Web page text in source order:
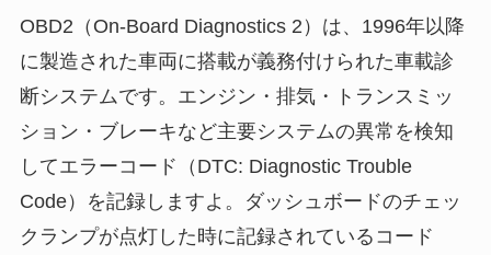
OBD2（On-Board Diagnostics 2）は、1996年以降
に製造された車両に搭載が義務付けられた車載診
断システムです。エンジン・排気・トランスミッ
ション・ブレーキなど主要システムの異常を検知
してエラーコード（DTC: Diagnostic Trouble
Code）を記録しますよ。ダッシュボードのチェッ
クランプが点灯した時に記録されているコード